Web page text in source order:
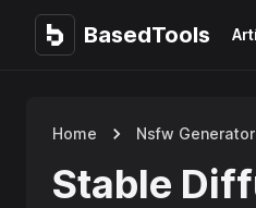
BasedTools
BasedTools
Home Nsfw Generator
Stable